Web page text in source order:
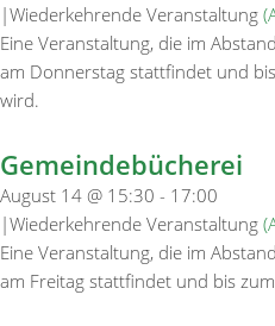
|Wiederkehrende Veranstaltung
Eine Veranstaltung, die im
am Donnerstag stattfindet und
wird.
Gemeindebücherei
August 14 @ 15:30 - 17:00
|Wiederkehrende Veranstaltung
Eine Veranstaltung, die im
am Freitag stattfindet und bis